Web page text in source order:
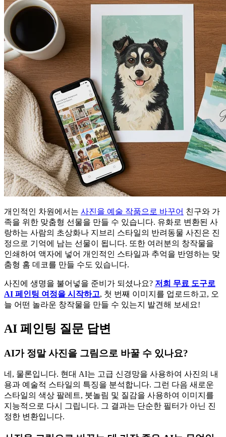
개인적인 차원에서는 사진을 예술 작품으로 바꾸어 친구와 가
족을 위한 맞춤형 선물을 만들 수 있습니다. 유화로 변환된 사
랑하는 사람의 초상화나 지브리 스타일의 반려동물 사진은 진
정으로 기억에 남는 선물이 됩니다. 또한 여러분의 창작물을
인쇄하여 액자에 넣어 개인적인 스타일과 추억을 반영하는 맞
춤형 홈 데코를 만들 수도 있습니다.
사진에 생명을 불어넣을 준비가 되셨나요? 저희 무료 도구로
AI 페인팅 여정을 시작하고, 첫 번째 이미지를 업로드하고, 오
늘 어떤 놀라운 창작물을 만들 수 있는지 발견해 보세요!
AI 페인팅 질문 답변
AI가 정말 사진을 그림으로 바꿀 수 있나요?
네, 물론입니다. 현대 AI는 고급 신경망을 사용하여 사진의 내
용과 예술적 스타일의 특징을 분석합니다. 그런 다음 새로운
스타일의 색상 팔레트, 붓놀림 및 질감을 사용하여 이미지를
지능적으로 다시 그립니다. 그 결과는 단순한 필터가 아닌 진
정한 변환입니다.